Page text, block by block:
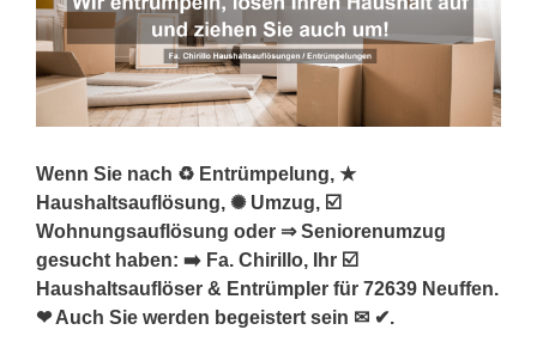
Wenn Sie nach ♻ Entrümpelung, ★
Haushaltsauflösung, ✺ Umzug, ☑️
Wohnungsauflösung oder ⇒ Seniorenumzug
gesucht haben: ➡️ Fa. Chirillo, Ihr ☑️
Haushaltsauflöser & Entrümpler für 72639 Neuffen.
❤ Auch Sie werden begeistert sein ✉ ✔.